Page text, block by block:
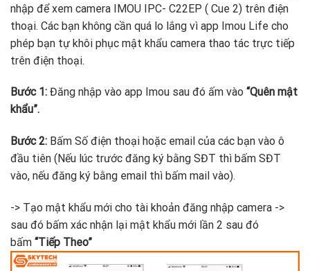
nhập để xem camera IMOU IPC- C22EP ( Cue 2) trên điện
thoại. Các bạn không cần quá lo lắng vì app Imou Life cho
phép bạn tự khôi phục mật khẩu camera thao tác trực tiếp
trên điện thoại.
Bước 1: Đăng nhập vào app Imou sau đó ấm vào “Quên mật
khẩu”.
Bước 2: Bấm Số điện thoại hoặc email của các bạn vào ô
đầu tiên (Nếu lúc trước đăng ký bằng SĐT thì bấm SĐT
vào, nếu đăng ký bằng email thì bấm mail vào).
-> Tạo mật khẩu mới cho tài khoản đăng nhập camera ->
sau đó bấm xác nhận lại mật khẩu mới lần 2 sau đó
bấm “Tiếp Theo”